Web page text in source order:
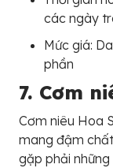
các ngày
Mức giá:
phần
7. Cơm
Cơm niêu Hoa
mang đậm
gặp phải